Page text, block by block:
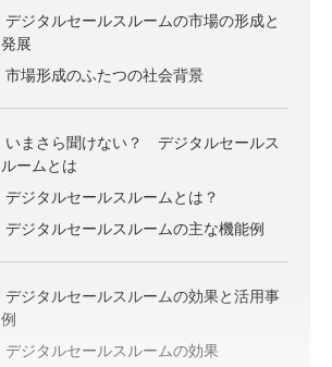
デジタルセールスルームの市場の形成と
発展
市場形成のふたつの社会背景
いまさら聞けない？ デジタルセールス
ルームとは
デジタルセールスルームとは？
デジタルセールスルームの主な機能例
デジタルセールスルームの効果と活用事
例
デジタルセールスルームの効果